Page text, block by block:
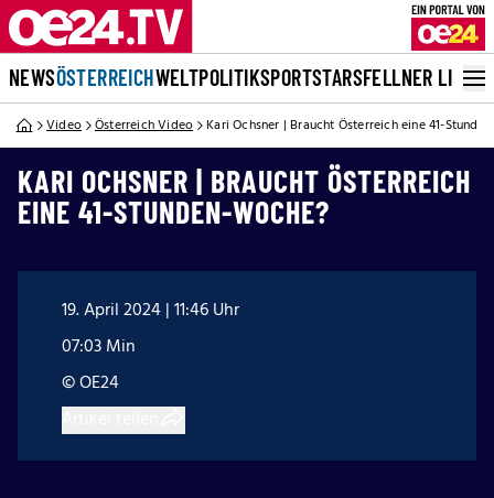
NEWSÖSTERREICHWELTPOLITIKSPORTSTARSFELLNER LIVE
Video Österreich Video Kari Ochsner | Braucht Österreich eine 41-
KARI OCHSNER | BRAUCHT ÖSTERREICH
EINE 41-STUNDEN-WOCHE?
19. April 2024 | 11:46 Uhr
07:03 Min
© OE24